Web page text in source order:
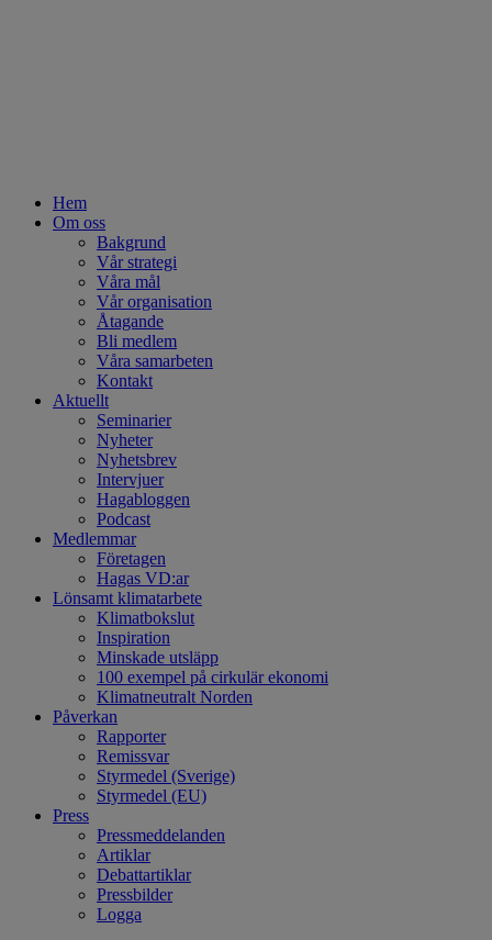
Hem
Om oss
Bakgrund
Vår strategi
Våra mål
Vår organisation
Åtagande
Bli medlem
Våra samarbeten
Kontakt
Aktuellt
Seminarier
Nyheter
Nyhetsbrev
Intervjuer
Hagabloggen
Podcast
Medlemmar
Företagen
Hagas VD:ar
Lönsamt klimatarbete
Klimatbokslut
Inspiration
Minskade utsläpp
100 exempel på cirkulär ekonomi
Klimatneutralt Norden
Påverkan
Rapporter
Remissvar
Styrmedel (Sverige)
Styrmedel (EU)
Press
Pressmeddelanden
Artiklar
Debattartiklar
Pressbilder
Logga